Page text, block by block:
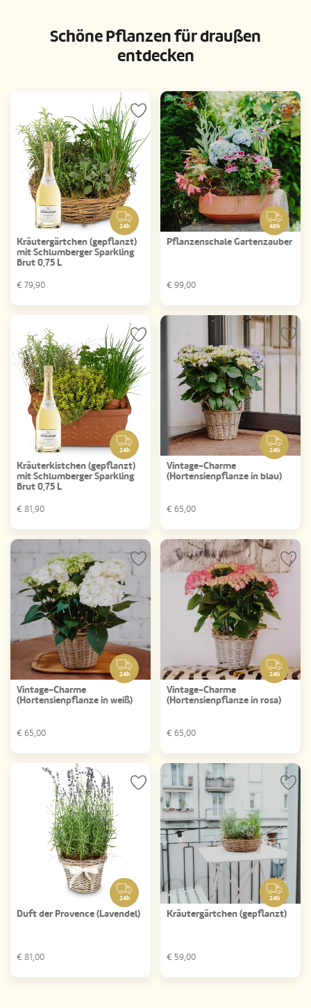
Schöne Pflanzen für draußen
entdecken
24h
Kräutergärtchen (gepflanzt)
mit Schlumberger Sparkling
Brut 0,75 L
€ 79,90
48h
Pflanzenschale Gartenzauber
€ 99,00
24h
Kräuterkistchen (gepflanzt)
mit Schlumberger Sparkling
Brut 0,75 L
€ 81,90
24h
Vintage-Charme
(Hortensienpflanze in blau)
€ 65,00
24h
Vintage-Charme
(Hortensienpflanze in weiß)
€ 65,00
24h
Vintage-Charme
(Hortensienpflanze in rosa)
€ 65,00
24h
Duft der Provence (Lavendel)
€ 81,00
24h
Kräutergärtchen (gepflanzt)
€ 59,00